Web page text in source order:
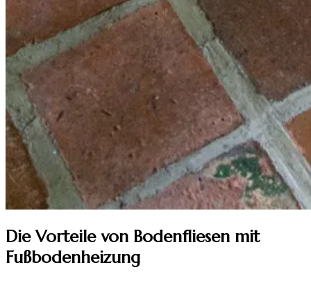
Die Vorteile von Bodenfliesen mit
Fußbodenheizung